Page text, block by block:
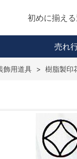
初めに揃え
売れ
飾用道具 > 樹脂製印